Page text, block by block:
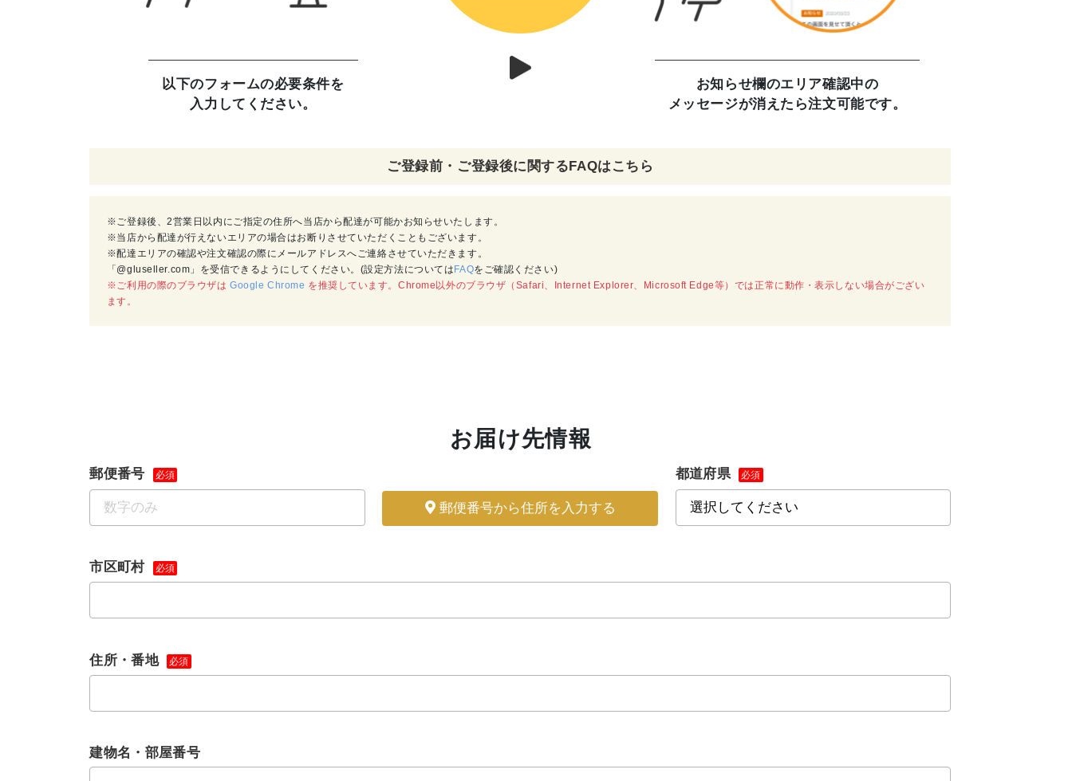
以下のフォームの必要条件を
入力してください。
お知らせ欄のエリア確認中の
メッセージが消えたら注文可能です。
ご登録前・ご登録後に関するFAQはこちら
※ご登録後、2営業日以内にご指定の住所へ当店から配達が可能かお知らせいたします。
※当店から配達が行えないエリアの場合はお断りさせていただくこともございます。
※配達エリアの確認や注文確認の際にメールアドレスへご連絡させていただきます。
「@gluseller.com」を受信できるようにしてください。(設定方法についてはFAQをご確認ください)
※ご利用の際のブラウザはGoogle Chrome を推奨しています。Chrome以外のブラウザ（Safari、Internet Explorer、Microsoft Edge等）では正常に動作・表示しない場合がござい
ます。
お届け先情報
郵便番号 必須
郵便番号から住所を入力する
都道府県 必須
市区町村 必須
住所・番地 必須
建物名・部屋番号